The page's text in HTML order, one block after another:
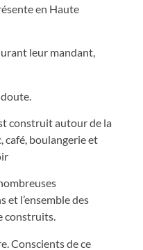
en Haute
leur mandant,
construit autour de la
café, boulangerie et
et l’ensemble des
construits.
Conscients de ce